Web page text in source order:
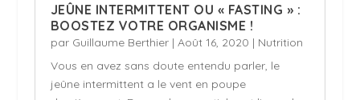
JEÛNE INTERMITTENT OU « FASTING » :
BOOSTEZ VOTRE ORGANISME !
par Guillaume Berthier| Août 16, 2020 | Nutrition
Vous en avez sans doute entendu parler, le
jeûne intermittent a le vent en poupe